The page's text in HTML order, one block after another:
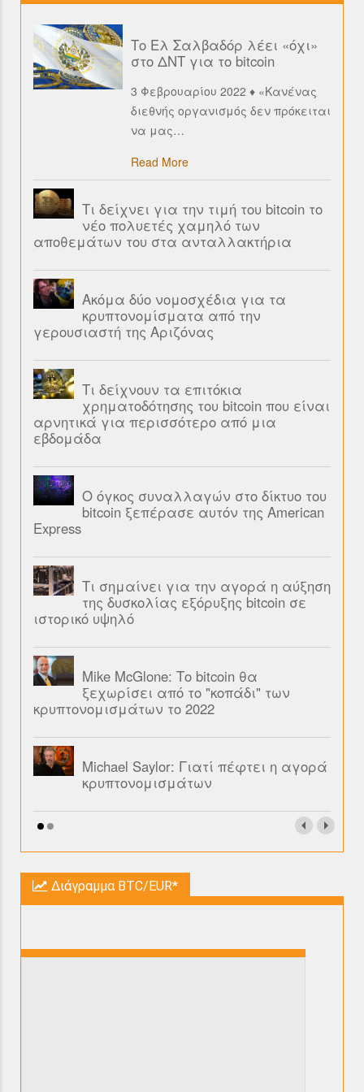
Το Ελ Σαλβαδόρ λέει «όχι»
στο ΔΝΤ για το bitcoin
3 Φεβρουαρίου 2022 ♦ «Κανένας
διεθνής οργανισμός δεν πρόκειται
να μας…
Read More
Τι δείχνει για την τιμή του bitcoin το
νέο πολυετές χαμηλό των
αποθεμάτων του στα ανταλλακτήρια
Ακόμα δύο νομοσχέδια για τα
κρυπτονομίσματα από την
γερουσιαστή της Αριζόνας
Τι δείχνουν τα επιτόκια
χρηματοδότησης του bitcoin που είναι
αρνητικά για περισσότερο από μια
εβδομάδα
Ο όγκος συναλλαγών στο δίκτυο του
bitcoin ξεπέρασε αυτόν της American
Express
Τι σημαίνει για την αγορά η αύξηση
της δυσκολίας εξόρυξης bitcoin σε
ιστορικό υψηλό
Mike McGlone: Το bitcoin θα
ξεχωρίσει από το "κοπάδι" των
κρυπτονομισμάτων το 2022
Michael Saylor: Γιατί πέφτει η αγορά
κρυπτονομισμάτων
Διάγραμμα BTC/EUR*